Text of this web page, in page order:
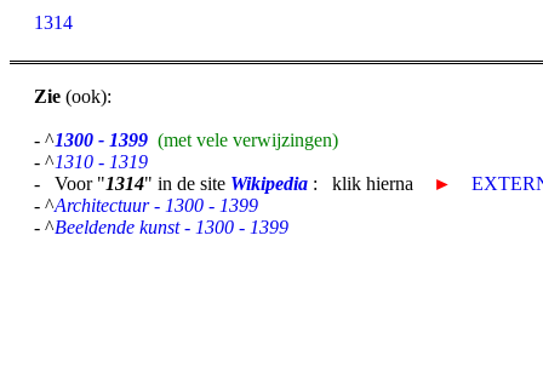
1314
Zie (ook):
- ^1300 - 1399 (met vele verwijzingen)
- ^1310 - 1319
- Voor "1314" in de site Wikipedia : klik hierna ►
- ^Architectuur - 1300 - 1399
- ^Beeldende kunst - 1300 - 1399